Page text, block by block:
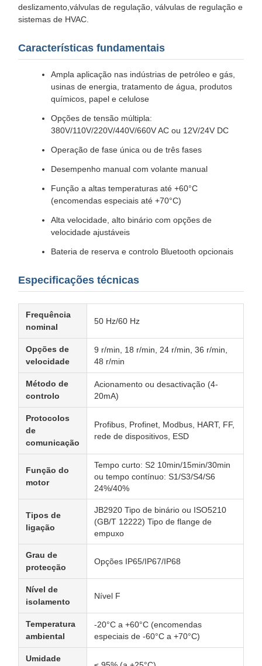
deslizamento,válvulas de regulação, válvulas de regulação e
sistemas de HVAC.
Características fundamentais
Ampla aplicação nas indústrias de petróleo e gás,
usinas de energia, tratamento de água, produtos
químicos, papel e celulose
Opções de tensão múltipla:
380V/110V/220V/440V/660V AC ou 12V/24V DC
Operação de fase única ou de três fases
Desempenho manual com volante manual
Função a altas temperaturas até +60°C
(encomendas especiais até +70°C)
Alta velocidade, alto binário com opções de
velocidade ajustáveis
Bateria de reserva e controlo Bluetooth opcionais
Especificações técnicas
Frequência
nominal
50 Hz/60 Hz
Opções de
velocidade
9 r/min, 18 r/min, 24 r/min, 36 r/min,
48 r/min
Método de
controlo
Acionamento ou desactivação (4-
20mA)
Protocolos
de
comunicação
Profibus, Profinet, Modbus, HART, FF,
rede de dispositivos, ESD
Função do
motor
Tempo curto: S2 10min/15min/30min
ou tempo contínuo: S1/S3/S4/S6
24%/40%
Tipos de
ligação
JB2920 Tipo de binário ou ISO5210
(GB/T 12222) Tipo de flange de
empuxo
Grau de
protecção
Opções IP65/IP67/IP68
Nível de
isolamento
Nível F
Temperatura
ambiental
-20°C a +60°C (encomendas
especiais de -60°C a +70°C)
Umidade